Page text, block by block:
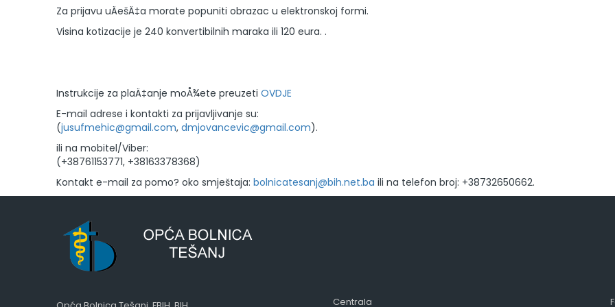
Za prijavu uÄešÄ‡a morate popuniti obrazac u elektronskoj formi.
Visina kotizacije je 240 konvertibilnih maraka ili 120 eura. .
Instrukcije za plaÄ‡anje moÅ¾ete preuzeti OVDJE
E-mail adrese i kontakti za prijavljivanje su:
(jusufmehic@gmail.com, dmjovancevic@gmail.com).
ili na mobitel/Viber:
(+38761153771, +38163378368)
Kontakt e-mail za pomo? oko smještaja: bolnicatesanj@bih.net.ba ili na telefon broj: +38732650662.
Centrala